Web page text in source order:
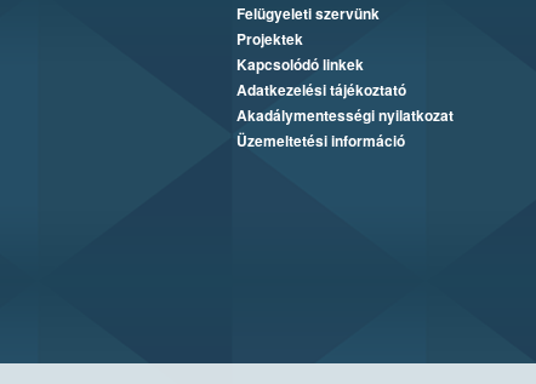
Felügyeleti szervünk
Projektek
Kapcsolódó linkek
Adatkezelési tájékoztató
Akadálymentességi nyilatkozat
Üzemeltetési információ